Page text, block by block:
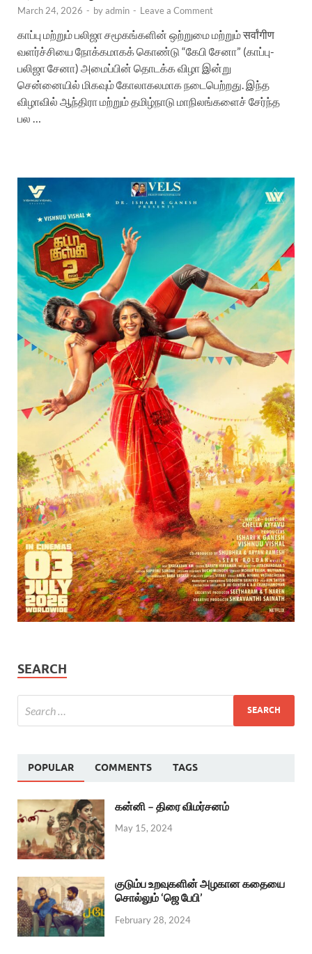
March 24, 2026 - byadmin - Leave a Comment
காப்பு மற்றும் பலிஜா சமூகங்களின் ஒற்றுமை மற்றும் सर्वांगीण
வளர்ச்சியை நோக்கமாகக் கொண்டு “கேபி சேனா” (காப்பு-
பலிஜா சேனா) அமைப்பின் தொடக்க விழா இன்று
சென்னையில் மிகவும் கோலாகலமாக நடைபெற்றது. இந்த
விழாவில் ஆந்திரா மற்றும் தமிழ்நாடு மாநிலங்களைச் சேர்ந்த
பல …
SEARCH
POPULAR COMMENTS TAGS
கன்னி – திரை விமர்சனம்
May 15, 2024
குடும்ப உறவுகளின் அழகான கதையை
சொல்லும் ‘ஜெ பேபி’
February 28, 2024